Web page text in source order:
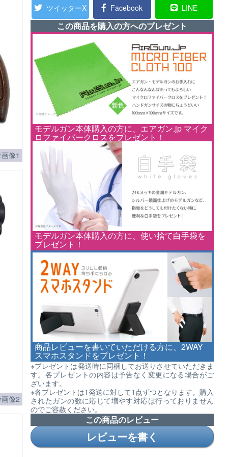
ツイッターX Facebook LINE
この商品を購入の方へのプレゼント
モデルガン本体購入の方に、エアガン.jp マイク
ロファイバークロスをプレゼント！
モデルガン本体購入の方に、使い捨て白手袋を
プレゼント！
商品レビューを書いていただける方に、2WAY
スマホスタンドをプレゼント！
※プレゼントは発送時に同梱してお送りさせていただきま
す。各プレゼントの内容は予告なく変更になる場合がご
ざいます。
※各プレゼントは1発送に対して1点ずつとなります。購入
されたガンの数に応じて増やす対応は行っておりません
のでご容赦ください。
この商品のレビュー
レビューを書く
像1
像2